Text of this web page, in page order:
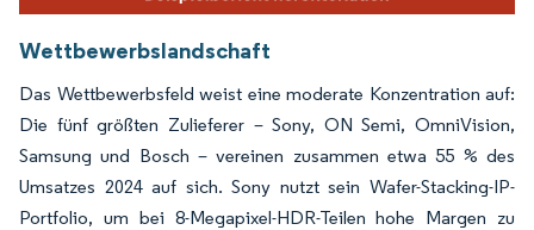
Wettbewerbslandschaft
Das Wettbewerbsfeld weist eine moderate Konzentration auf:
Die fünf größten Zulieferer – Sony, ON Semi, OmniVision,
Samsung und Bosch – vereinen zusammen etwa 55 % des
Umsatzes 2024 auf sich. Sony nutzt sein Wafer-Stacking-IP-
Portfolio, um bei 8-Megapixel-HDR-Teilen hohe Margen zu